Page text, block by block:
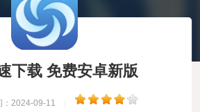
下载 免费安卓新版
：2024-09-11